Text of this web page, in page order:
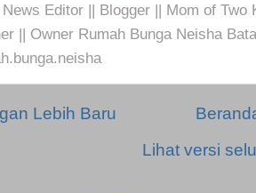
News Editor || Blogger || Mom of Two
|| Owner Rumah Bunga Neisha
Lebih Baru
Lihat versi